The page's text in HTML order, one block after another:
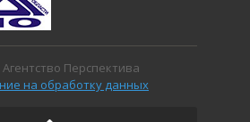
Перспектива
на обработку данных